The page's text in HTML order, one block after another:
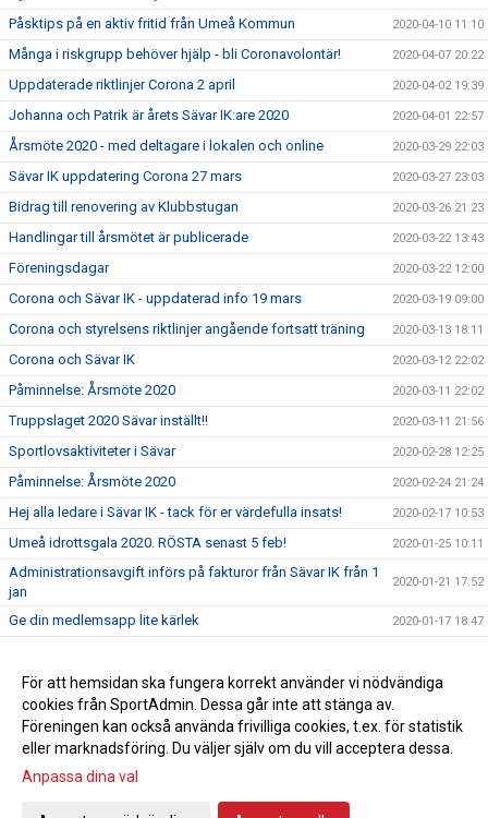
Påsktips på en aktiv fritid från Umeå Kommun 2020-04-10 11:10
Många i riskgrupp behöver hjälp - bli Coronavolontär! 2020-04-07 20:22
Uppdaterade riktlinjer Corona 2 april 2020-04-02 19:39
Johanna och Patrik är årets Sävar IK:are 2020 2020-04-01 22:57
Årsmöte 2020 - med deltagare i lokalen och online 2020-03-29 22:03
Sävar IK uppdatering Corona 27 mars 2020-03-27 23:03
Bidrag till renovering av Klubbstugan 2020-03-26 21:23
Handlingar till årsmötet är publicerade 2020-03-22 13:43
Föreningsdagar 2020-03-22 12:00
Corona och Sävar IK - uppdaterad info 19 mars 2020-03-19 09:00
Corona och styrelsens riktlinjer angående fortsatt träning 2020-03-13 18:11
Corona och Sävar IK 2020-03-12 22:02
Påminnelse: Årsmöte 2020 2020-03-11 22:02
Truppslaget 2020 Sävar inställt!! 2020-03-11 21:56
Sportlovsaktiviteter i Sävar 2020-02-28 12:25
Påminnelse: Årsmöte 2020 2020-02-24 21:24
Hej alla ledare i Sävar IK - tack för er värdefulla insats! 2020-02-17 10:53
Umeå idrottsgala 2020. RÖSTA senast 5 feb! 2020-01-25 10:11
Administrationsavgift införs på fakturor från Sävar IK från 1
jan
2020-01-21 17:52
Ge din medlemsapp lite kärlek 2020-01-17 18:47
Resultat medlemsenkät 2017 2017-11-28 16:32
Sävar IK strategidag 2017 2017-11-28 16:30
Gå till Webbversion
För att hemsidan ska fungera korrekt använder vi nödvändiga
cookies från SportAdmin. Dessa går inte att stänga av.
Föreningen kan också använda frivilliga cookies, t.ex. för statistik
eller marknadsföring. Du väljer själv om du vill acceptera dessa.
Anpassa dina val